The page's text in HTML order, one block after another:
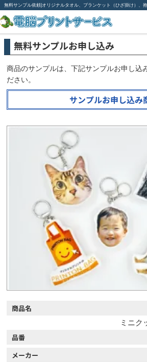
無料サンプルお申し込み
商品のサンプルは、下記サンプルお申し込
ださい。
サンプルお申し込み
商品名
ミニク
品番
メーカー